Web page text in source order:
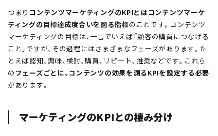
つまり コンテンツマーケティングのKPIとはコンテンツマーケ
ティングの目標達成度合いを図る指標のことです。コンテンツ
マーケティングの目標は、一言でいえば「顧客の購買につなげる
こと」ですが、その過程にはさまざまなフェーズがあります。た
とえば認知、興味、検討、購買、リピート、推奨などです。これら
のフェーズごとに、コンテンツの効果を測るKPIを設定する必要
があります。
マーケティングのKPIとの棲み分け